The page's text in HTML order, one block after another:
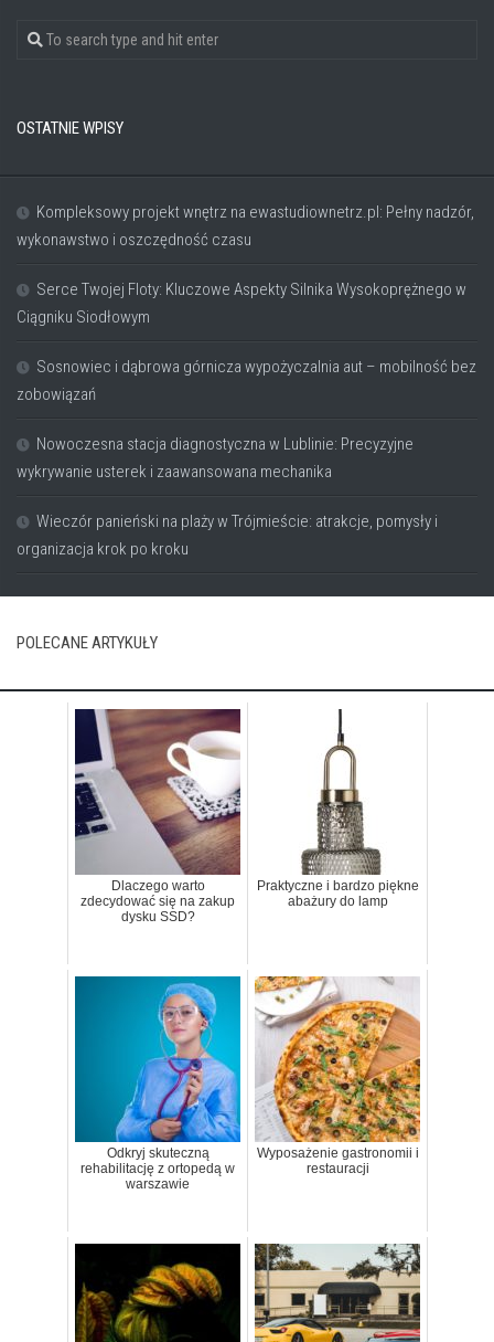
OSTATNIE WPISY
Kompleksowy projekt wnętrz na ewastudiownetrz.pl: Pełny nadzór,
wykonawstwo i oszczędność czasu
Serce Twojej Floty: Kluczowe Aspekty Silnika Wysokoprężnego w
Ciągniku Siodłowym
Sosnowiec i dąbrowa górnicza wypożyczalnia aut – mobilność bez
zobowiązań
Nowoczesna stacja diagnostyczna w Lublinie: Precyzyjne
wykrywanie usterek i zaawansowana mechanika
Wieczór panieński na plaży w Trójmieście: atrakcje, pomysły i
organizacja krok po kroku
POLECANE ARTYKUŁY
Dlaczego warto
zdecydować się na zakup
dysku SSD?
Praktyczne i bardzo piękne
abażury do lamp
Odkryj skuteczną
rehabilitację z ortopedą w
warszawie
Wyposażenie gastronomii i
restauracji